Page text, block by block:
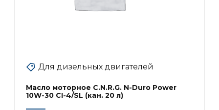
Для дизельных двигателей
Масло моторное C.N.R.G. N-Duro Power
10W-30 CI-4/SL (кан. 20 л)